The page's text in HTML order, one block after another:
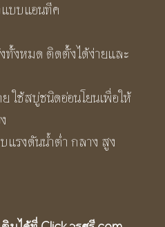
บบแอนทีค
งหมด ติดตั้งได้ง่ายและ
ใช้สบู่ชนิดอ่อนโยนเพื่อให้
แรงดันน้ำต่ำ กลาง สูง